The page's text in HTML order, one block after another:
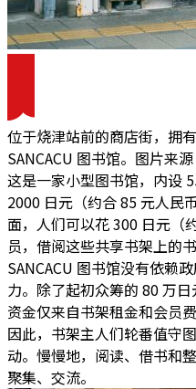
位于烧津站前的商店街，拥
SANCACU 图书馆。图片来
这是一家小型图书馆，内设
2000 日元（约合 85 元人民
面，人们可以花 300 日元（
员，借阅这些共享书架上的书
SANCACU 图书馆没有依赖
力。 除了起初众筹的 80 万
资金仅来自书架租金和会员
因此，书架主人们轮番值守
动。慢慢地，阅读、借书和
聚集、交流。